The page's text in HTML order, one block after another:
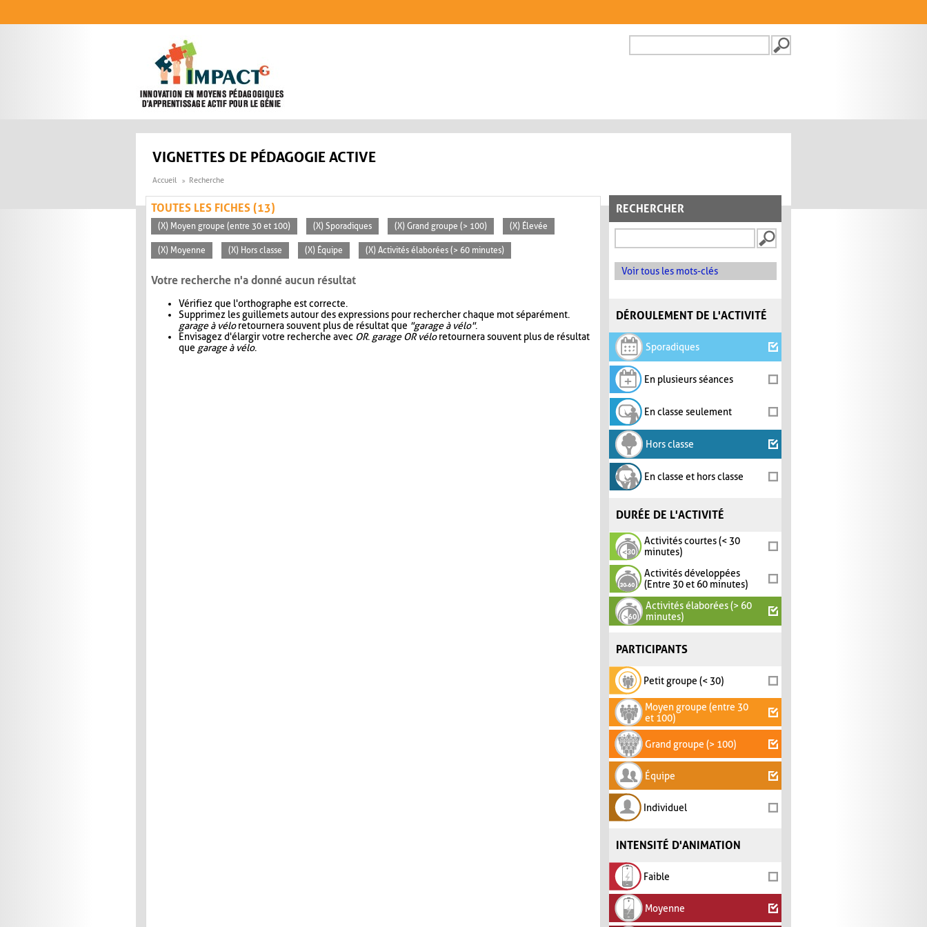
FORMULAIRE DE
VIGNETTES DE PÉDAGOGIE ACTIVE
Accueil Recherche
RECHERCHER
Voir tous les mots-clés
DÉROULEMENT DE L'ACTIVITÉ
Sporadiques
En plusieurs séances
En classe seulement
Hors classe
En classe et hors classe
DURÉE DE L'ACTIVITÉ
Activités courtes (< 30
minutes)
Activités développées
(Entre 30 et 60 minutes)
Activités élaborées (> 60
minutes)
PARTICIPANTS
Petit groupe (< 30)
Moyen groupe (entre 30
et 100)
Grand groupe (> 100)
Équipe
Individuel
INTENSITÉ D'ANIMATION
Faible
Moyenne
TOUTES LES FICHES (13)
(X) Moyen groupe (entre 30 et 100) (X) Sporadiques (X) Grand groupe (> 100) (X) Élevée
(X) Moyenne (X) Hors classe (X) Équipe (X) Activités élaborées (> 60 minutes)
Votre recherche n'a donné aucun résultat
Vérifiez que l'orthographe est correcte.
Supprimez les guillemets autour des expressions pour rechercher chaque mot séparément.
garage à véloretournera souvent plus de résultat que "garage à vélo".
Envisagez d'élargir votre recherche avec OR. garage OR véloretournera souvent plus de résultat
que garage à vélo.